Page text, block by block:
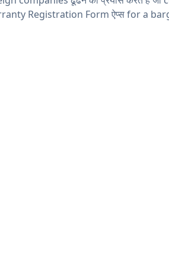
Registration Form ऐप्स for a